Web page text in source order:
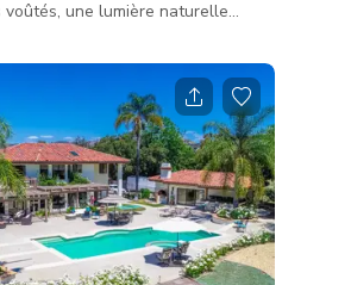
une lumière naturelle
de la vallée. La grande pièce
seule s'étend sur plus de 1 500
et comprend une cuisine pour
un grand espace repas
à concept ouvert. La grande
équipée est le point central
appareils Viking et une
île en marbre “Ca